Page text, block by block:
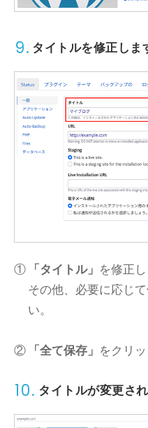
9. タイトルを修正しま
「タイトル」 を修正し
その他、必要に応じ
い。
「全て保存」 をクリッ
10. タイトルが変更され